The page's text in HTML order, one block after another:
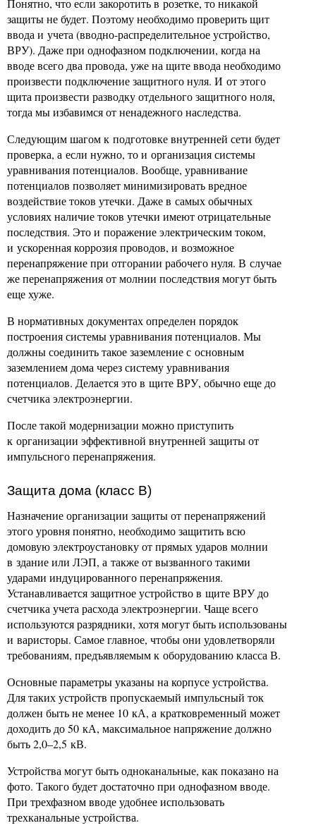
защиты не будет. Поэтому необходимо проверить щит
ввода и учета (вводно-распределительное устройство,
ВРУ). Даже при однофазном подключении, когда на
вводе всего два провода, уже на щите ввода необходимо
произвести подключение защитного нуля. И от этого
щита произвести разводку отдельного защитного ноля,
тогда мы избавимся от ненадежного наследства.
Следующим шагом к подготовке внутренней сети будет
проверка, а если нужно, то и организация системы
уравнивания потенциалов. Вообще, уравнивание
потенциалов позволяет минимизировать вредное
воздействие токов утечки. Даже в самых обычных
условиях наличие токов утечки имеют отрицательные
последствия. Это и поражение электрическим током,
и ускоренная коррозия проводов, и возможное
перенапряжение при отгорании рабочего нуля. В случае
же перенапряжения от молнии последствия могут быть
еще хуже.
В нормативных документах определен порядок
построения системы уравнивания потенциалов. Мы
должны соединить такое заземление с основным
заземлением дома через систему уравнивания
потенциалов. Делается это в щите ВРУ, обычно еще до
счетчика электроэнергии.
После такой модернизации можно приступить
к организации эффективной внутренней защиты от
импульсного перенапряжения.
Защита дома (класс B)
Назначение организации защиты от перенапряжений
этого уровня понятно, необходимо защитить всю
домовую электроустановку от прямых ударов молнии
в здание или ЛЭП, а также от вызванного такими
ударами индуцированного перенапряжения.
Устанавливается защитное устройство в щите ВРУ до
счетчика учета расхода электроэнергии. Чаще всего
используются разрядники, хотя могут быть использованы
и варисторы. Самое главное, чтобы они удовлетворяли
требованиям, предъявляемым к оборудованию класса В.
Основные параметры указаны на корпусе устройства.
Для таких устройств пропускаемый импульсный ток
должен быть не менее 10 кА, а кратковременный может
доходить до 50 кА, максимальное напряжение должно
быть 2,0–2,5 кВ.
Устройства могут быть одноканальные, как показано на
фото. Такого будет достаточно при однофазном вводе.
При трехфазном вводе удобнее использовать
трехканальные устройства.